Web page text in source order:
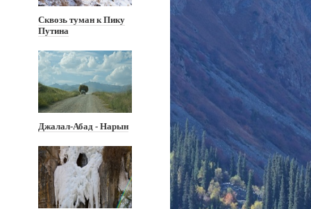
Сквозь туман к Пику
Путина
Джалал-Абад - Нарын